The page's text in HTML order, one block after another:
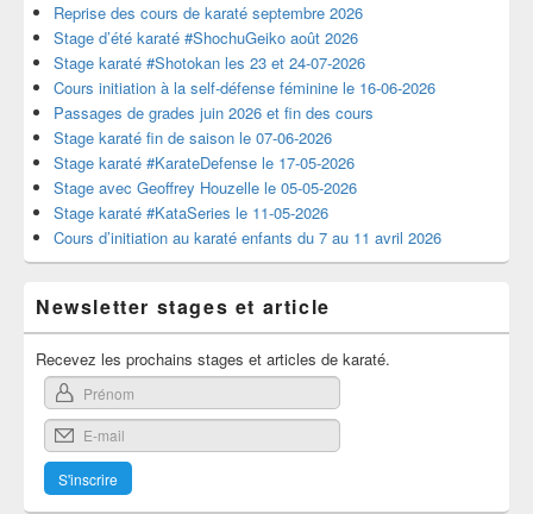
Reprise des cours de karaté septembre 2026
Stage d’été karaté #ShochuGeiko août 2026
Stage karaté #Shotokan les 23 et 24-07-2026
Cours initiation à la self-défense féminine le 16-06-2026
Passages de grades juin 2026 et fin des cours
Stage karaté fin de saison le 07-06-2026
Stage karaté #KarateDefense le 17-05-2026
Stage avec Geoffrey Houzelle le 05-05-2026
Stage karaté #KataSeries le 11-05-2026
Cours d’initiation au karaté enfants du 7 au 11 avril 2026
Newsletter stages et article
Recevez les prochains stages et articles de karaté.